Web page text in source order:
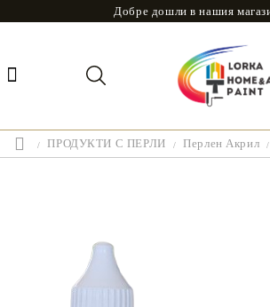
Добре дошли в нашия
ПРОДУКТИ С ПЕРЛИ Перлен Акрил